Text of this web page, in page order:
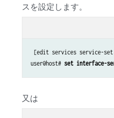
スを設定します。
[edit services service-set
user@host# set interface-
又は